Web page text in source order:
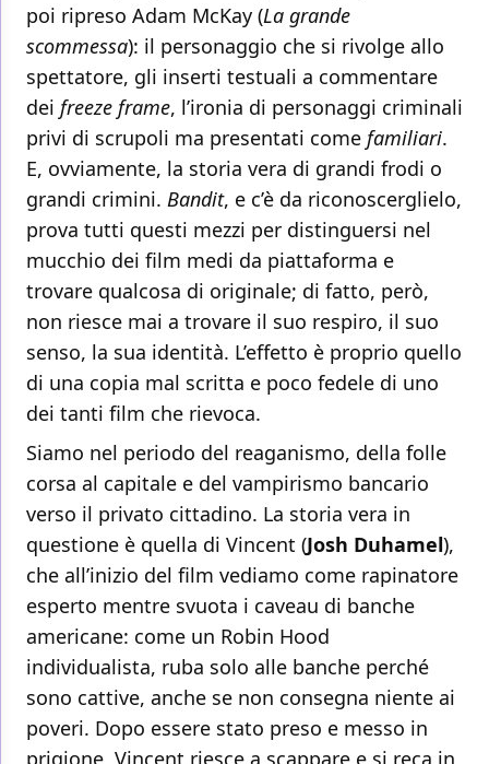
poi ripreso Adam McKay (La grande
scommessa): il personaggio che si rivolge allo
spettatore, gli inserti testuali a commentare
dei freeze frame, l’ironia di personaggi criminali
privi di scrupoli ma presentati come familiari.
E, ovviamente, la storia vera di grandi frodi o
grandi crimini. Bandit, e c’è da riconoscerglielo,
prova tutti questi mezzi per distinguersi nel
mucchio dei film medi da piattaforma e
trovare qualcosa di originale; di fatto, però,
non riesce mai a trovare il suo respiro, il suo
senso, la sua identità. L’effetto è proprio quello
di una copia mal scritta e poco fedele di uno
dei tanti film che rievoca.
Siamo nel periodo del reaganismo, della folle
corsa al capitale e del vampirismo bancario
verso il privato cittadino. La storia vera in
questione è quella di Vincent (Josh Duhamel),
che all’inizio del film vediamo come rapinatore
esperto mentre svuota i caveau di banche
americane: come un Robin Hood
individualista, ruba solo alle banche perché
sono cattive, anche se non consegna niente ai
poveri. Dopo essere stato preso e messo in